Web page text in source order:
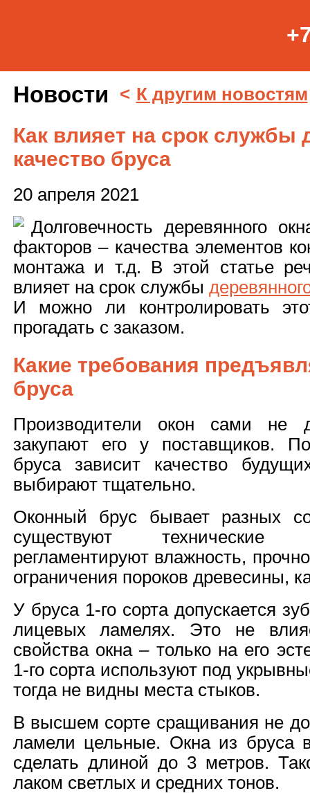
Новости < К другим новостям
Как влияет на срок службы
качество бруса
20 апреля 2021
Долговечность деревянного
факторов – качества элементов
монтажа и т.д. В этой статье
влияет на срок службы
И можно ли контролировать
прогадать с заказом.
Какие требования
бруса
Производители окон сами
закупают его у поставщиков.
бруса зависит качество
выбирают тщательно.
Оконный брус бывает разных
существуют
регламентируют влажность,
ограничения пороков древесины,
У бруса 1-го сорта допускается
лицевых ламелях. Это не
свойства окна – только на его
1-го сорта используют под
тогда не видны места стыков.
В высшем сорте сращивания не
ламели цельные. Окна из бруса
сделать длиной до 3 метров.
лаком светлых и средних тонов.